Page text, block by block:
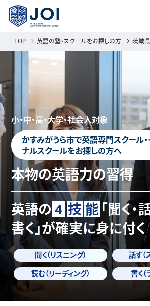
TOP 英語の塾・スクールをお探しの方 茨城県
小・中・高・大学・社会人対象
かすみがうら市で英語専門スクール・
ナルスクールをお探しの方へ
本物の英語力の習得
英語の 4 技能 「聞く・
書く」が確実に身に付く
聞く（リスニング）
話す（
読む（リーディング）
書く（